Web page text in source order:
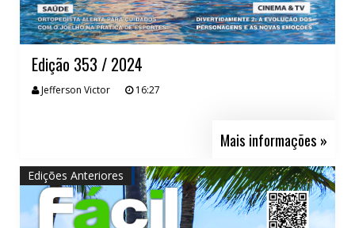
Edição 353 / 2024
Jefferson Victor 16:27
Mais informações »
Edições Anteriores